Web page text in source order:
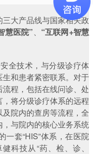
大产品线与国家相关政
慧医院”、 “互联网+智慧
全技术，与分级诊疗体
和患者紧密联系。对于
程，包括在线问诊、处
将分级诊疗体系的远程
院内的查房等流程，全
与院内的核心业务系统
一套“HIS”体系，在医院
科技从“药、检、诊、